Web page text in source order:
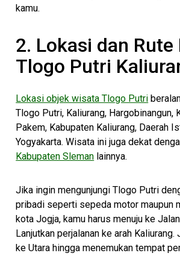
kamu.
2. Lokasi dan Rute
Tlogo Putri
Lokasi objek wisata Tlogo Putri
Tlogo Putri, Kaliurang, Hargobinangun,
Pakem, Kabupaten Kaliurang, Daerah
Yogyakarta. Wisata ini juga dekat
Kabupaten Sleman lainnya.
Jika ingin mengunjungi Tlogo Putri
pribadi seperti sepeda motor maupun
kota Jogja, kamu harus menuju ke
Lanjutkan perjalanan ke arah Kaliurang.
ke Utara hingga menemukan tempat